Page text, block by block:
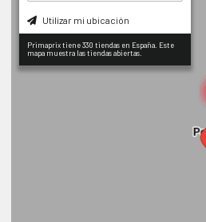
Utilizar mi ubicación
Primaprix tiene 330 tiendas en España. Este
mapa muestra las tiendas abiertas.